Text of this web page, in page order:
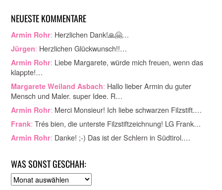
NEUESTE KOMMENTARE
Armin Rohr: Herzlichen Dank!🙏🤗…
Jürgen: Herzlichen Glückwunsch!!…
Armin Rohr: Liebe Margarete, würde mich freuen, wenn das
klappte!…
Margarete Weiland Asbach: Hallo lieber Armin du guter
Mensch und Maler. super Idee. R…
Armin Rohr: Merci Monsieur! Ich liebe schwarzen Filzstift.…
Frank: Trés bien, die unterste Filzstiftzeichnung! LG Frank…
Armin Rohr: Danke! ;-) Das ist der Schlern in Südtirol.…
WAS SONST GESCHAH:
A